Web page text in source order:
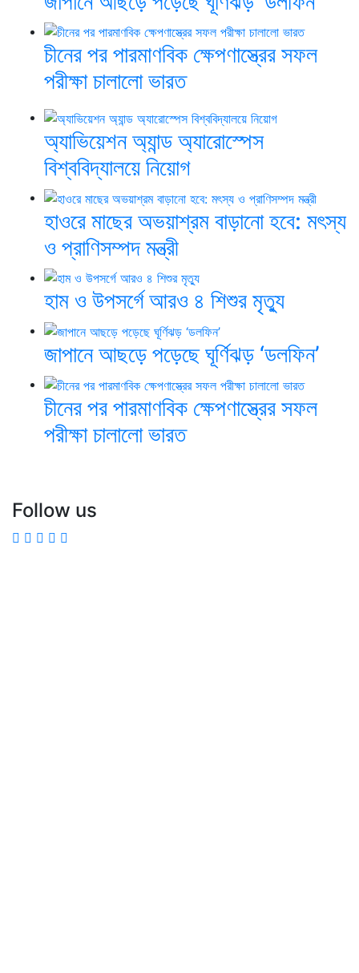
চীনের পর পারমাণবিক ক্ষেপণাস্ত্রের সফল
পরীক্ষা চালালো ভারত
অ্যাভিয়েশন অ্যান্ড অ্যারোস্পেস
বিশ্ববিদ্যালয়ে নিয়োগ
হাওরে মাছের অভয়াশ্রম বাড়ানো হবে: মৎস্য
ও প্রাণিসম্পদ মন্ত্রী
হাম ও উপসর্গে আরও ৪ শিশুর মৃত্যু
জাপানে আছড়ে পড়েছে ঘূর্ণিঝড় ‘ডলফিন’
চীনের পর পারমাণবিক ক্ষেপণাস্ত্রের সফল
পরীক্ষা চালালো ভারত
Follow us